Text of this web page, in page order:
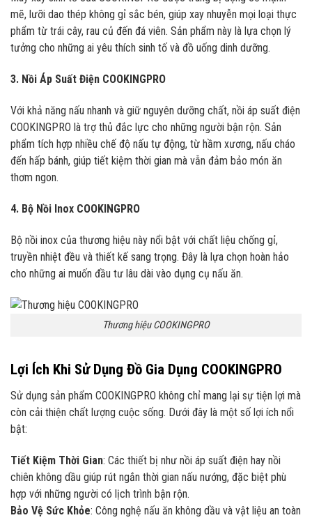
mẽ, lưỡi dao thép không gỉ sắc bén, giúp xay nhuyễn mọi loại thực
phẩm từ trái cây, rau củ đến đá viên. Sản phẩm này là lựa chọn lý
tưởng cho những ai yêu thích sinh tố và đồ uống dinh dưỡng.
3. Nồi Áp Suất Điện COOKINGPRO
Với khả năng nấu nhanh và giữ nguyên dưỡng chất, nồi áp suất điện
COOKINGPRO là trợ thủ đắc lực cho những người bận rộn. Sản
phẩm tích hợp nhiều chế độ nấu tự động, từ hầm xương, nấu cháo
đến hấp bánh, giúp tiết kiệm thời gian mà vẫn đảm bảo món ăn
thơm ngon.
4. Bộ Nồi Inox COOKINGPRO
Bộ nồi inox của thương hiệu này nổi bật với chất liệu chống gỉ,
truyền nhiệt đều và thiết kế sang trọng. Đây là lựa chọn hoàn hảo
cho những ai muốn đầu tư lâu dài vào dụng cụ nấu ăn.
Thương hiệu COOKINGPRO
Lợi Ích Khi Sử Dụng Đồ Gia Dụng COOKINGPRO
Sử dụng sản phẩm COOKINGPRO không chỉ mang lại sự tiện lợi mà
còn cải thiện chất lượng cuộc sống. Dưới đây là một số lợi ích nổi
bật:
Tiết Kiệm Thời Gian: Các thiết bị như nồi áp suất điện hay nồi
chiên không dầu giúp rút ngắn thời gian nấu nướng, đặc biệt phù
hợp với những người có lịch trình bận rộn.
Bảo Vệ Sức Khỏe: Công nghệ nấu ăn không dầu và vật liệu an toàn